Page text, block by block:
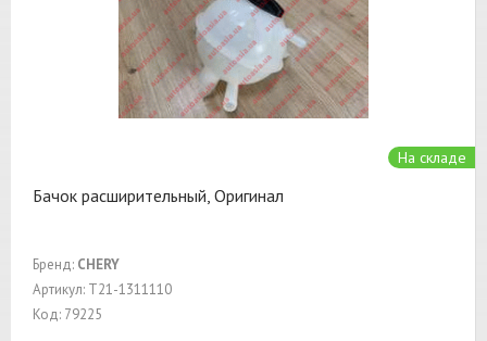
На складе
Бачок расширительный, Оригинал
Бренд: CHERY
Артикул: T21-1311110
Код: 79225